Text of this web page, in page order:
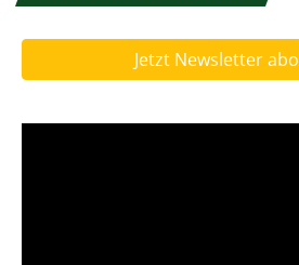
Jetzt Newsletter